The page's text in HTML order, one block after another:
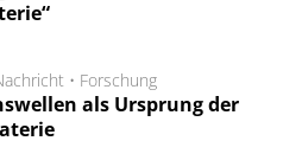
• Forschung
als Ursprung der